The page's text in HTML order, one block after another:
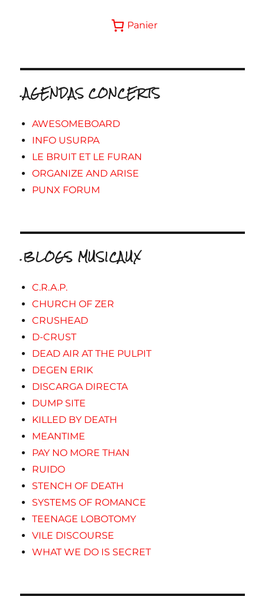
Panier
.AGENDAS CONCERTS
AWESOMEBOARD
INFO USURPA
LE BRUIT ET LE FURAN
ORGANIZE AND ARISE
PUNX FORUM
.BLOGS MUSICAUX
C.R.A.P.
CHURCH OF ZER
CRUSHEAD
D-CRUST
DEAD AIR AT THE PULPIT
DEGEN ERIK
DISCARGA DIRECTA
DUMP SITE
KILLED BY DEATH
MEANTIME
PAY NO MORE THAN
RUIDO
STENCH OF DEATH
SYSTEMS OF ROMANCE
TEENAGE LOBOTOMY
VILE DISCOURSE
WHAT WE DO IS SECRET